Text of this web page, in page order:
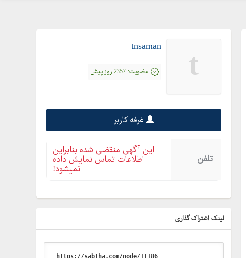
t
tnsaman
عضویت: 2357 روز پیش
غرفه کاربر
تلفن
این آگهی منقضی شده بنابراین
اطلاعات تماس نمایش داده
نمیشود!
لینک اشتراک گذاری